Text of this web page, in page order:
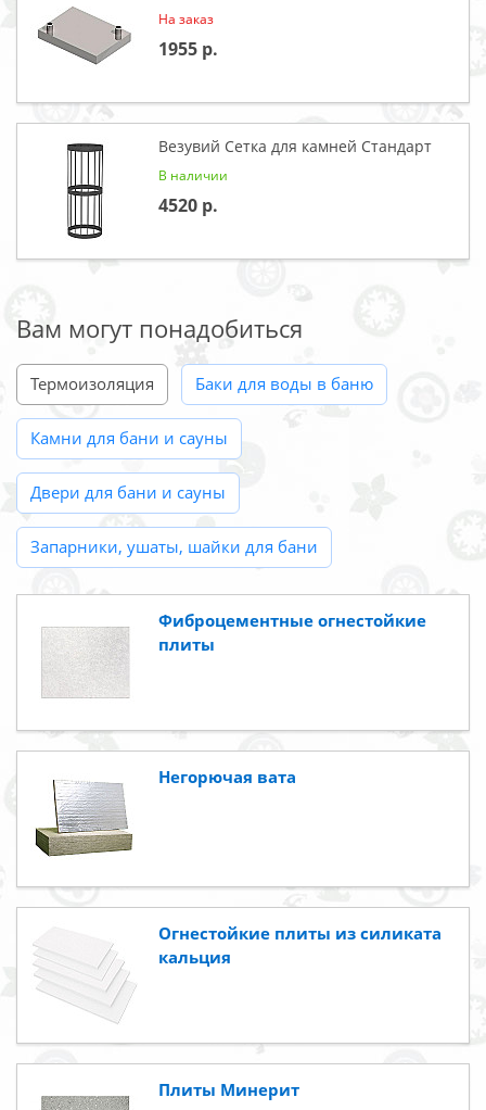
На заказ
1955
Везувий Сетка для камней Стандарт
В наличии
4520
Вам могут понадобиться
Термоизоляция Баки для воды в баню
Камни для бани и сауны
Двери для бани и сауны
Запарники, ушаты, шайки для бани
Фиброцементные огнестойкие
плиты
Негорючая вата
Огнестойкие плиты из силиката
кальция
Плиты Минерит